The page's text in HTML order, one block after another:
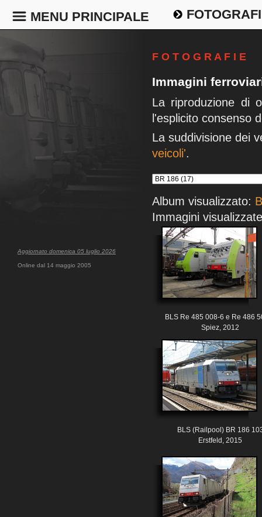
MENU PRINCIPALE
Aggiornato domenica 05 luglio 2026
Online dal 14 maggio 2005
F O T O G R A F I E
Immagini
La riproduzione di
l'esplicito consenso
La suddivisione dei
veicoli'.
Album visualizzato:
Immagini
BLS Re 485 008-6 e Re 486
Spiez, 2012
BLS (Railpool) BR 186
Erstfeld, 2015